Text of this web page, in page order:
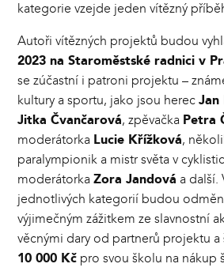
kategorie vzejde jeden vítězný
Autoři vítězných projektů budou
2023 na Staroměstské radnici v
se zúčastní i patroni projektu –
kultury a sportu, jako jsou herecJan
Jitka Čvančarová, zpěvačka Petra
moderátorka Lucie Křížková,
paralympionik a mistr světa v
moderátorkaZora Jandová a další.
jednotlivých kategorií budou
výjimečným zážitkem ze slavnostní
věcnými dary od partnerů projektu a
10 000 Kč pro svou školu na nákup